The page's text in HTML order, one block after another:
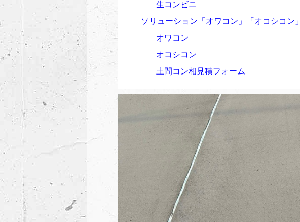
生コンビニ
ソリューション「オワコン」「オコシコン」
オワコン
オコシコン
土間コン相見積フォーム